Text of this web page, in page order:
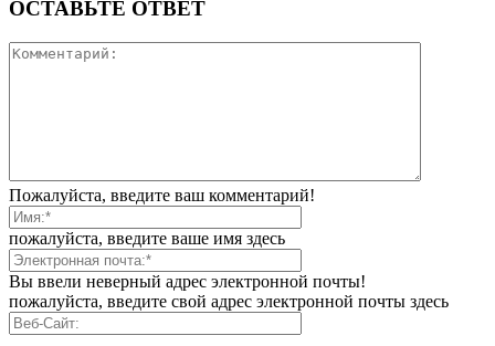
ОСТАВЬТЕ ОТВЕТ
Пожалуйста, введите ваш комментарий!
пожалуйста, введите ваше имя здесь
Вы ввели неверный адрес электронной почты!
пожалуйста, введите свой адрес электронной почты здесь